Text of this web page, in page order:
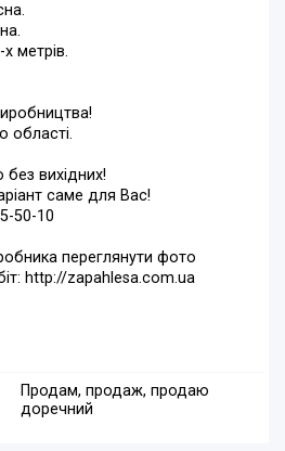
метрів.
області.
вихідних!
саме для Вас!
50-10
переглянути фото
http://zapahlesa.com.ua
Продам, продаж, продаю
доречний